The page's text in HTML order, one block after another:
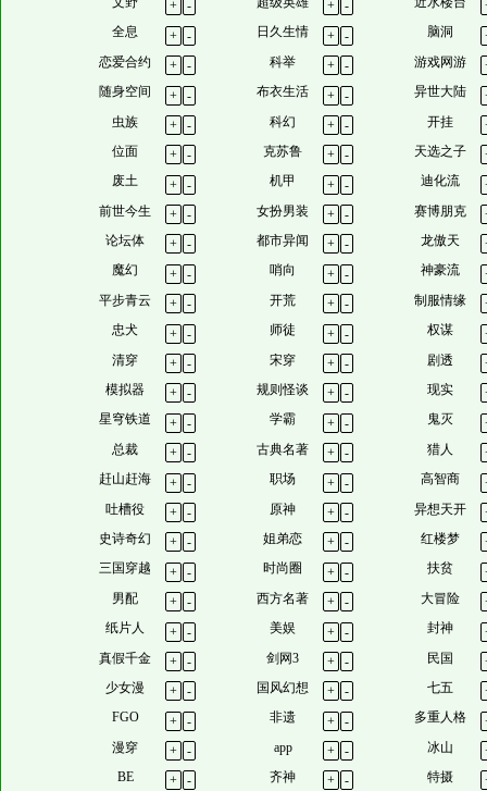
+ - + -
全息
+ - 日久生情 + - 脑洞
恋爱合约
+ - 科举 + - 游戏网游
随身空间
+ - 布衣生活 + - 异世大陆
虫族
+ - 科幻 + - 开挂
位面
+ - 克苏鲁 + - 天选之子
废土
+ - 机甲 + - 迪化流
前世今生
+ - 女扮男装 + - 赛博朋克
论坛体
+ - 都市异闻 + - 龙傲天
魔幻
+ - 哨向 + - 神豪流
平步青云
+ - 开荒 + - 制服情缘
忠犬
+ - 师徒 + - 权谋
清穿
+ - 宋穿 + - 剧透
模拟器
+ - 规则怪谈 + - 现实
星穹铁道
+ - 学霸 + - 鬼灭
总裁
+ - 古典名著 + - 猎人
赶山赶海
+ - 职场 + - 高智商
吐槽役
+ - 原神 + - 异想天开
史诗奇幻
+ - 姐弟恋 + - 红楼梦
三国穿越
+ - 时尚圈 + - 扶贫
男配
+ - 西方名著 + - 大冒险
纸片人
+ - 美娱 + - 封神
真假千金
+ - 剑网3 + - 民国
少女漫
+ - 国风幻想 + - 七五
FGO
+ - 非遗 + - 多重人格
漫穿
+ - app + - 冰山
BE
+ - 齐神 + - 特摄